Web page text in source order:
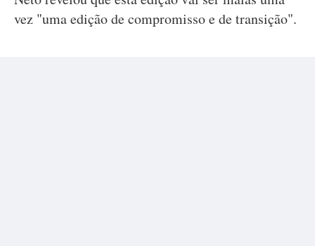
vez "uma edição de compromisso e de transição".